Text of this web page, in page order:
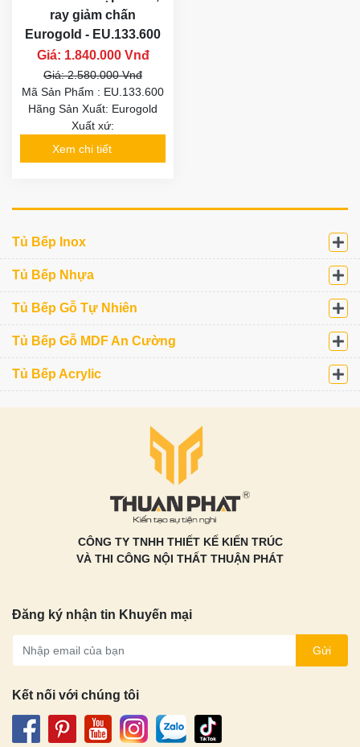
ray giảm chấn
Eurogold - EU.133.600
Giá: 1.840.000 Vnđ
Giá: 2.580.000 Vnđ
Mã Sản Phẩm : EU.133.600
Hãng Sản Xuất: Eurogold
Xuất xứ:
Xem chi tiết
Tủ Bếp Inox
Tủ Bếp Nhựa
Tủ Bếp Gỗ Tự Nhiên
Tủ Bếp Gỗ MDF An Cường
Tủ Bếp Acrylic
CÔNG TY TNHH THIẾT KẾ KIẾN TRÚC
VÀ THI CÔNG NỘI THẤT THUẬN PHÁT
Đăng ký nhận tin Khuyến mại
Gửi
Kết nối với chúng tôi